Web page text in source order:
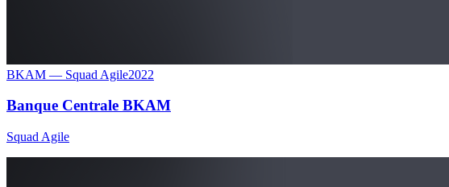
BKAM — Squad Agile2022
Banque Centrale BKAM
Squad Agile